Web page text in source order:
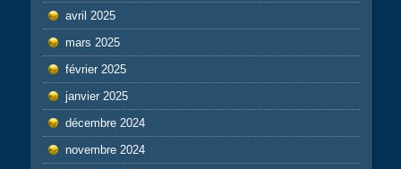
avril 2025
mars 2025
février 2025
janvier 2025
décembre 2024
novembre 2024